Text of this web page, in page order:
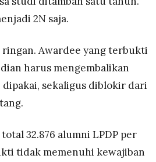
2N saja.
ringan. Awardee yang terbukti
harus mengembalikan
sekaligus diblokir dari
32.876 alumni LPDP per
tidak memenuhi kewajiban